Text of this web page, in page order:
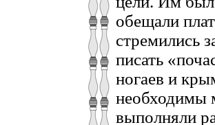
обещали
стремились
писать
ногаев и
необходимы
выполняли